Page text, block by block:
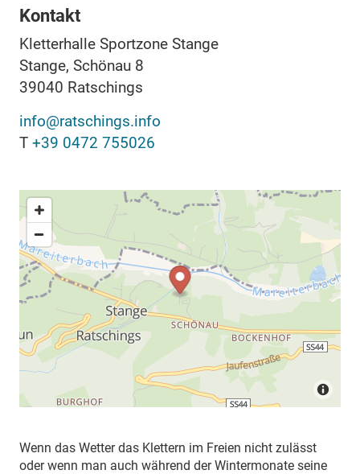
Kontakt
Kletterhalle Sportzone Stange
Stange, Schönau 8
39040 Ratschings
info@ratschings.info
T +39 0472 755026
Wenn das Wetter das Klettern im Freien nicht zulässt
oder wenn man auch während der Wintermonate seine